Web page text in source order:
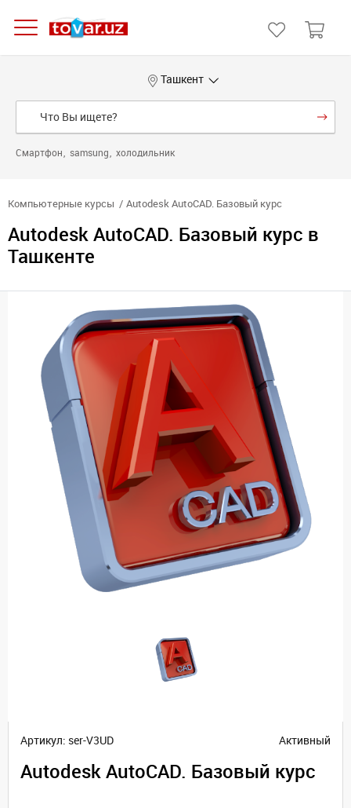
Ташкент
Смартфон samsung холодильник
Компьютерные курсы Autodesk AutoCAD. Базовый курс
Autodesk AutoCAD. Базовый курс в
Ташкенте
Артикул: ser-V3UD Активный
Autodesk AutoCAD. Базовый курс